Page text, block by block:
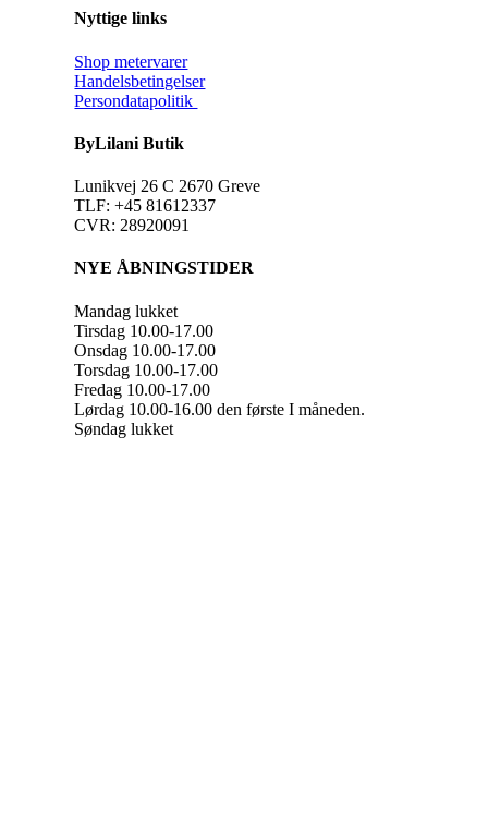
Nyttige links
Shop metervarer
Handelsbetingelser
Persondatapolitik
ByLilani Butik
Lunikvej 26 C 2670 Greve
TLF: +45 81612337
CVR: 28920091
NYE ÅBNINGSTIDER
Mandag lukket
Tirsdag 10.00-17.00
Onsdag 10.00-17.00
Torsdag 10.00-17.00
Fredag 10.00-17.00
Lørdag 10.00-16.00 den første I måneden.
Søndag lukket